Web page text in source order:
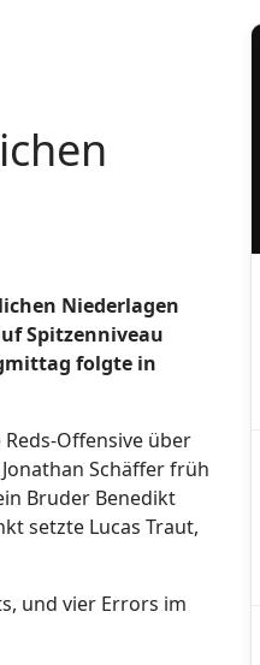
Niederlagen
Spitzenniveau
folgte in
Offensive über
Schäffer früh
Bruder Benedikt
setzte Lucas Traut,
und vier Errors im